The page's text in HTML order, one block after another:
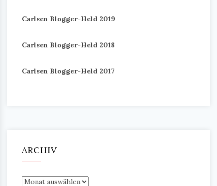
Carlsen Blogger-Held 2019
Carlsen Blogger-Held 2018
Carlsen Blogger-Held 2017
ARCHIV
Archiv